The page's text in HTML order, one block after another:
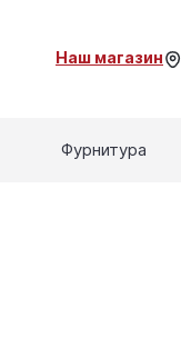
Наш магазин
Фурнитура